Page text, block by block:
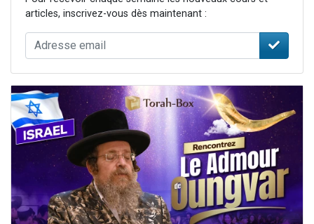
articles, inscrivez-vous dès maintenant :